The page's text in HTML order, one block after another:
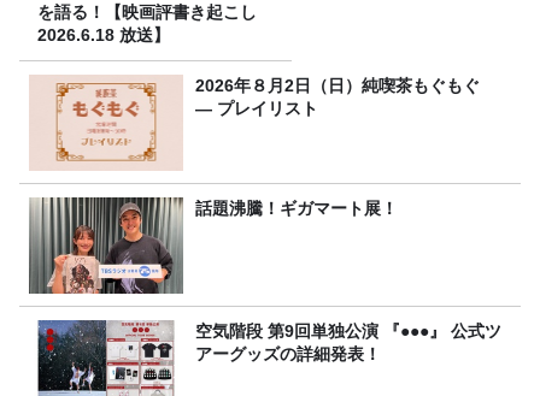
を語る！【映画評書き起こし
2026.6.18 放送】
2026年８月2日（日）純喫茶もぐもぐ
― プレイリスト
話題沸騰！ギガマート展！
空気階段 第9回単独公演 『●●●』 公式ツ
アーグッズの詳細発表！